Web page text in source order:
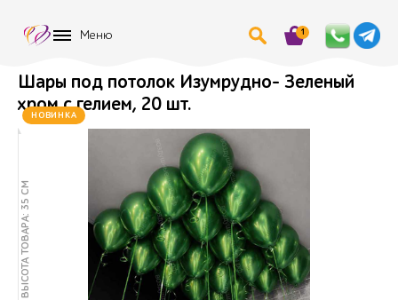
Меню 1
Шары под потолок Изумрудно- Зеленый
хром с гелием, 20 шт.
НОВИНКА
ВЫСОТА ТОВАРА: 35 СМ